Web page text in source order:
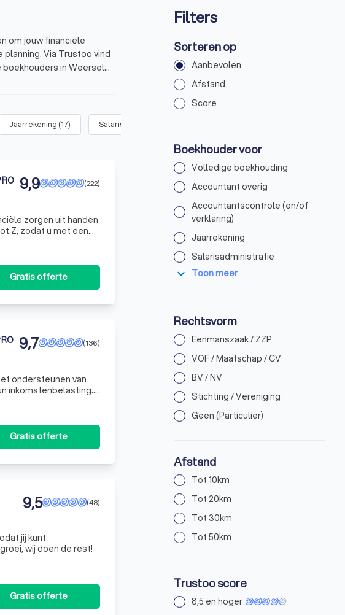
om jouw financiële
Via Trustoo vind
in Weerselo.
Jaarrekening (17) Salarisadministratie
(222)
9,9
Z, zodat u met een
Gratis offerte
(136)
9,7
ondersteunen van
inkomstenbelasting.
helpen wij
Gratis offerte
(48)
9,5
jij kunt
wij doen de rest!
Gratis offerte
Filters
Sorteren op
Aanbevolen
Afstand
Score
Boekhouder voor
Volledige boekhouding
Accountant overig
Accountantscontrole (en/of
verklaring)
Jaarrekening
Salarisadministratie
expand_more Toon meer
Rechtsvorm
Eenmanszaak / ZZP
VOF / Maatschap / CV
BV / NV
Stichting / Vereniging
Geen (Particulier)
Afstand
Tot 10km
Tot 20km
Tot 30km
Tot 50km
Trustoo score
8,5 en hoger